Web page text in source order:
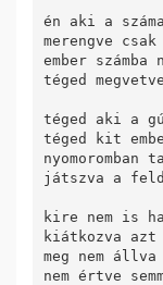
én aki a
merengve
ember számba
téged
téged aki a
téged kit
nyomoromban
játszva a
kire nem is
kiátkozva
meg nem
nem értve